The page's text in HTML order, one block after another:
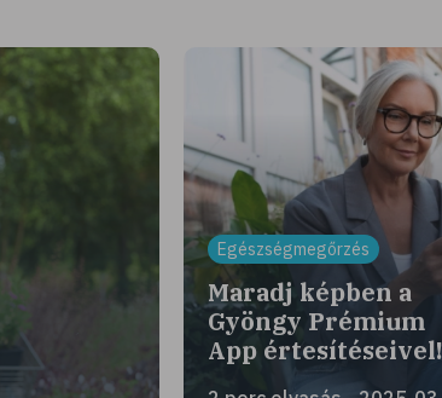
Egészségmegőrzés
Maradj képben a
Gyöngy Prémium
App értesítéseivel!